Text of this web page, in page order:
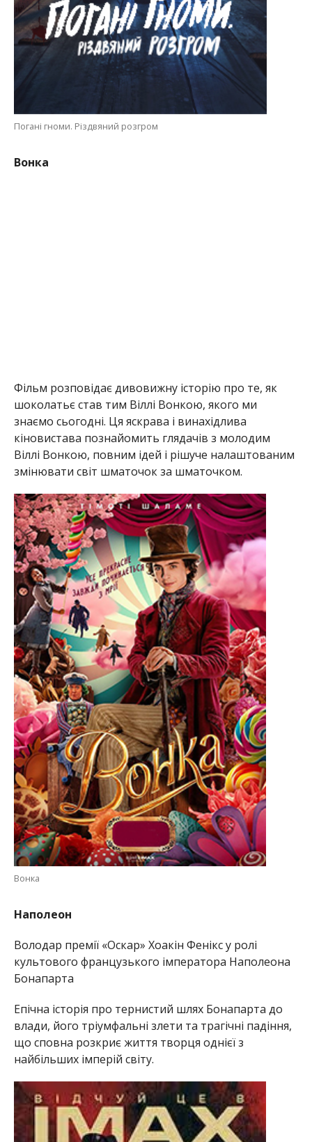
Погані гноми. Різдвяний розгром
Вонка
Фільм розповідає дивовижну історію про те, як
шоколатьє став тим Віллі Вонкою, якого ми
знаємо сьогодні. Ця яскрава і винахідлива
кіновистава познайомить глядачів з молодим
Віллі Вонкою, повним ідей і рішуче налаштованим
змінювати світ шматочок за шматочком.
Вонка
Наполеон
Володар премії «Оскар» Хоакін Фенікс у ролі
культового французького імператора Наполеона
Бонапарта
Епічна історія про тернистий шлях Бонапарта до
влади, його тріумфальні злети та трагічні падіння,
що сповна розкриє життя творця однієї з
найбільших імперій світу.